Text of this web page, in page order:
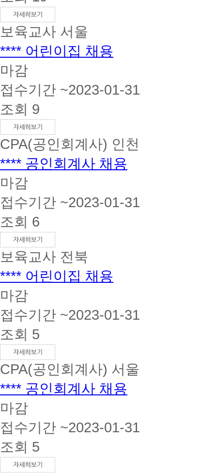
보육교사 서울
**** 어린이집 채용
마감
접수기간 ~2023-01-31
조회 9
CPA(공인회계사) 인천
**** 공인회계사 채용
마감
접수기간 ~2023-01-31
조회 6
보육교사 전북
**** 어린이집 채용
마감
접수기간 ~2023-01-31
조회 5
CPA(공인회계사) 서울
**** 공인회계사 채용
마감
접수기간 ~2023-01-31
조회 5